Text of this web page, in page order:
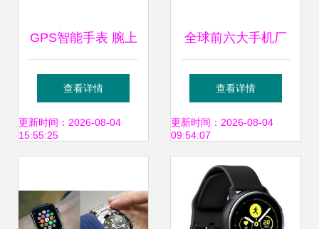
GPS智能手表 腕上
的全能导航与健康
管家
查看详情
更新时间：2026-08-04
15:55:25
全球前六大手机厂
商扎堆智能手表 新
利润增长点还是红
海博弈？
查看详情
更新时间：2026-08-04
09:54:07